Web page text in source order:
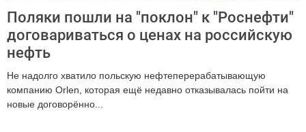
Поляки пошли на "поклон" к "Роснефти"
договариваться о ценах на российскую
нефть
Не надолго хватило польскую нефтеперерабатывающую
компанию Orlen, которая ещё недавно отказывалась пойти на
новые договорённо...